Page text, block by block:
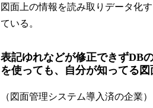
図面上の情報を読み取りデータ化
ている。
表記ゆれなどが修正できずDB
を使っても、自分が知ってる
（図面管理システム導入済の企業）